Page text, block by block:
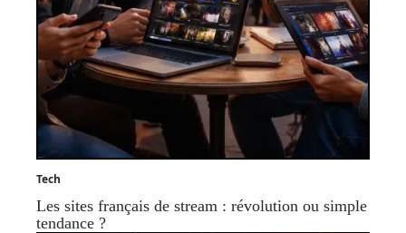
Tech
Les sites français de stream : révolution ou simple
tendance ?